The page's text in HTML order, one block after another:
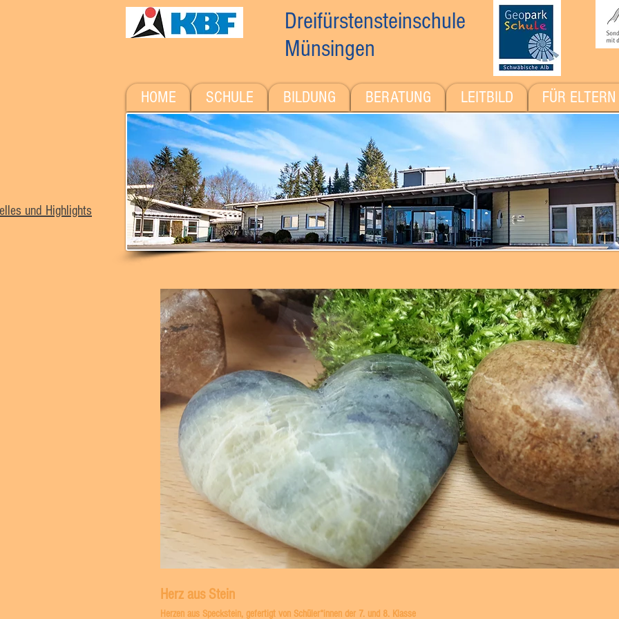
Dreifürstensteinschule
Münsingen
und Highlights
HOME SCHULE BILDUNG BERATUNG LEITBILD FÜR ELTERN
Herz aus Stein
Herzen aus Speckstein, gefertigt von Schüler*innen der 7. und 8. Klasse